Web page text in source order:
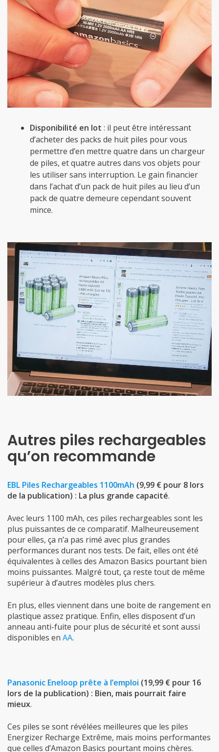
Disponibilité en lot : il peut être intéressant
d’acheter des packs de huit piles pour vous
permettre d’en mettre quatre dans un chargeur
de piles, et quatre autres dans vos objets pour
les utiliser sans interruption. Le gain financier
dans l’achat d’un pack de huit piles au lieu d’un
pack de quatre demeure cependant souvent
mince.
Autres piles rechargeables
qu’on recommande
EBL Piles Rechargeables 1100mAh (9,99 € pour 8 lors
de la publication) : La plus grande capacité.
Avec leurs 1100 mAh, ces piles rechargeables sont les
plus puissantes de ce comparatif. Malheureusement
pour elles, ça n’a pas rimé avec plus grandes
performances durant nos tests. De fait, elles ont été
équivalentes à celles des Amazon Basics pourtant bien
moins puissantes. Malgré tout, ça reste tout de même
supérieur à d’autres modèles plus chers.
En plus, elles viennent dans une boite de rangement en
plastique assez pratique. Enfin, elles disposent d’un
anneau anti-fuite pour plus de sécurité et sont aussi
disponibles en AA.
Panasonic Eneloop prête à l’emploi (19,99 € pour 16
lors de la publication) : Bien, mais pourrait faire
mieux.
Ces piles se sont révélées meilleures que les piles
Energizer Recharge Extrême, mais moins performantes
que celles d’Amazon Basics pourtant moins chères.